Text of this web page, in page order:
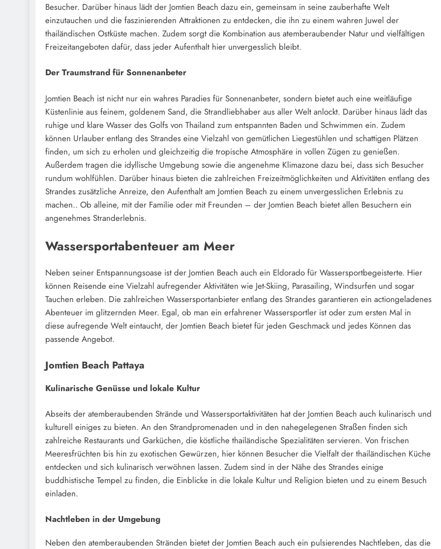
Besucher. Darüber hinaus lädt der Jomtien Beach dazu ein, gemeinsam in seine zauberhafte Welt
einzutauchen und die faszinierenden Attraktionen zu entdecken, die ihn zu einem wahren Juwel der
thailändischen Ostküste machen. Zudem sorgt die Kombination aus atemberaubender Natur und vielfältigen
Freizeitangeboten dafür, dass jeder Aufenthalt hier unvergesslich bleibt.
Der Traumstrand für Sonnenanbeter
Jomtien Beach ist nicht nur ein wahres Paradies für Sonnenanbeter, sondern bietet auch eine weitläufige
Küstenlinie aus feinem, goldenem Sand, die Strandliebhaber aus aller Welt anlockt. Darüber hinaus lädt das
ruhige und klare Wasser des Golfs von Thailand zum entspannten Baden und Schwimmen ein. Zudem
können Urlauber entlang des Strandes eine Vielzahl von gemütlichen Liegestühlen und schattigen Plätzen
finden, um sich zu erholen und gleichzeitig die tropische Atmosphäre in vollen Zügen zu genießen.
Außerdem tragen die idyllische Umgebung sowie die angenehme Klimazone dazu bei, dass sich Besucher
rundum wohlfühlen. Darüber hinaus bieten die zahlreichen Freizeitmöglichkeiten und Aktivitäten entlang des
Strandes zusätzliche Anreize, den Aufenthalt am Jomtien Beach zu einem unvergesslichen Erlebnis zu
machen.. Ob alleine, mit der Familie oder mit Freunden – der Jomtien Beach bietet allen Besuchern ein
angenehmes Stranderlebnis.
Wassersportabenteuer am Meer
Neben seiner Entspannungsoase ist der Jomtien Beach auch ein Eldorado für Wassersportbegeisterte. Hier
können Reisende eine Vielzahl aufregender Aktivitäten wie Jet-Skiing, Parasailing, Windsurfen und sogar
Tauchen erleben. Die zahlreichen Wassersportanbieter entlang des Strandes garantieren ein actiongeladenes
Abenteuer im glitzernden Meer. Egal, ob man ein erfahrener Wassersportler ist oder zum ersten Mal in
diese aufregende Welt eintaucht, der Jomtien Beach bietet für jeden Geschmack und jedes Können das
passende Angebot.
Jomtien Beach Pattaya
Kulinarische Genüsse und lokale Kultur
Abseits der atemberaubenden Strände und Wassersportaktivitäten hat der Jomtien Beach auch kulinarisch und
kulturell einiges zu bieten. An den Strandpromenaden und in den nahegelegenen Straßen finden sich
zahlreiche Restaurants und Garküchen, die köstliche thailändische Spezialitäten servieren. Von frischen
Meeresfrüchten bis hin zu exotischen Gewürzen, hier können Besucher die Vielfalt der thailändischen Küche
entdecken und sich kulinarisch verwöhnen lassen. Zudem sind in der Nähe des Strandes einige
buddhistische Tempel zu finden, die Einblicke in die lokale Kultur und Religion bieten und zu einem Besuch
einladen.
Nachtleben in der Umgebung
Neben den atemberaubenden Stränden bietet der Jomtien Beach auch ein pulsierendes Nachtleben, das die